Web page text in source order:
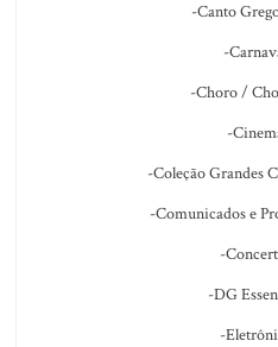
-Canto
-
-Choro /
-
-Coleção Grandes
-Comunicados e
-
-DG
-